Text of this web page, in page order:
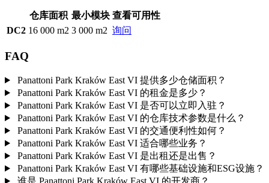
仓库面积 最小模块 查看可用性
DC2 16 000 m2 3 000 m2 询问
FAQ
Panattoni Park Kraków East VI 提供多少仓储面积？
Panattoni Park Kraków East VI 的租金是多少？
Panattoni Park Kraków East VI 是否可以立即入驻？
Panattoni Park Kraków East VI 的仓库技术参数是什么？
Panattoni Park Kraków East VI 的交通便利性如何？
Panattoni Park Kraków East VI 适合哪些业务？
Panattoni Park Kraków East VI 是出租还是出售？
Panattoni Park Kraków East VI 有哪些基础设施和ESG设施？
谁是 Panattoni Park Kraków East VI 的开发商？